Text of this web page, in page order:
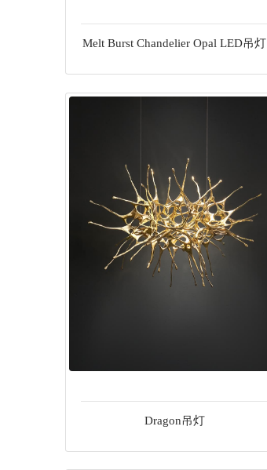
Melt Burst Chandelier Opal LED吊灯
Dragon吊灯